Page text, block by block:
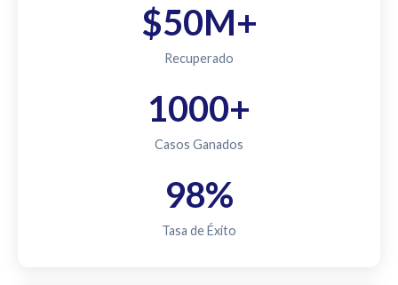
$50M+
Recuperado
1000+
Casos Ganados
98%
Tasa de Éxito